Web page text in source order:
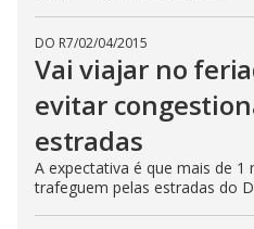
DO R7/02/04/2015
Vai viajar no
evitar
estradas
A expectativa é que mais de 1
trafeguem pelas estradas do